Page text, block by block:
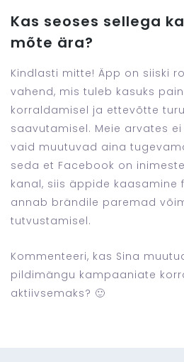
Kas seoses sellega
mõte ära?
Kindlasti mitte! Äpp on siiski
vahend, mis tuleb kasuks
korraldamisel ja ettevõtte
saavutamisel. Meie arvates
vaid muutuvad aina
seda et Facebook on
kanal, siis äppide kaasamine
annab brändile paremad
tutvustamisel.
Kommenteeri, kas Sina
pildimängu kampaaniate
aktiivsemaks? 🙂